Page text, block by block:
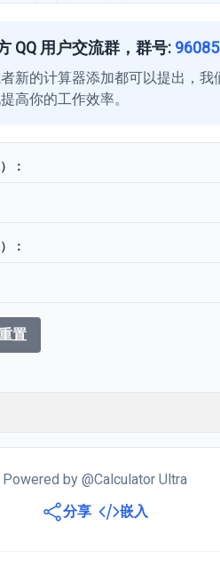
QQ 用户交流群，群号:
新的计算器添加都可以提出，我
高你的工作效率。
：
：
置
Powered by @Calculator Ultra
分享
嵌入